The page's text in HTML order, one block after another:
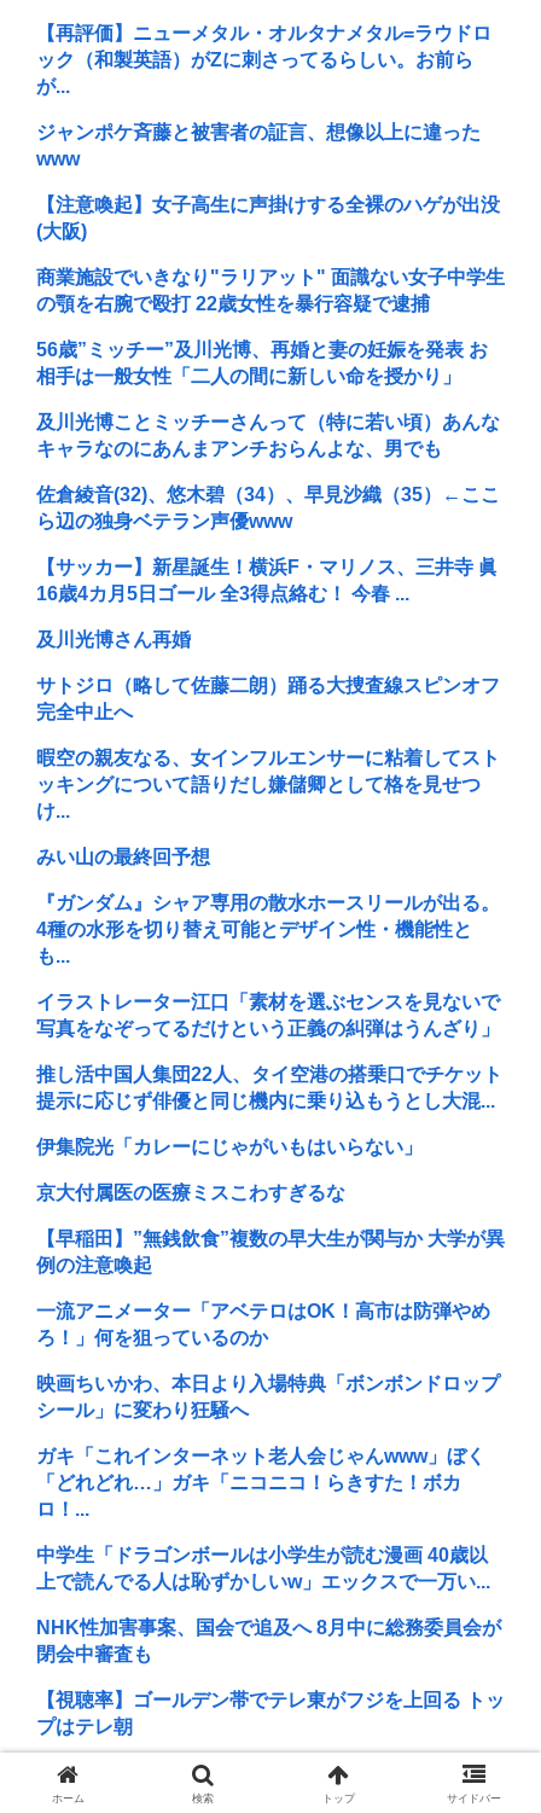
【再評価】ニューメタル・オルタナメタル=ラウドロ
ック（和製英語）がZに刺さってるらしい。お前ら
が...
ジャンポケ斉藤と被害者の証言、想像以上に違った
www
【注意喚起】女子高生に声掛けする全裸のハゲが出没
(大阪)
商業施設でいきなり"ラリアット" 面識ない女子中学生
の顎を右腕で殴打 22歳女性を暴行容疑で逮捕
56歳”ミッチー”及川光博、再婚と妻の妊娠を発表 お
相手は一般女性「二人の間に新しい命を授かり」
及川光博ことミッチーさんって（特に若い頃）あんな
キャラなのにあんまアンチおらんよな、男でも
佐倉綾音(32)、悠木碧（34）、早見沙織（35）←ここ
ら辺の独身ベテラン声優www
【サッカー】新星誕生！横浜F・マリノス、三井寺 眞
16歳4カ月5日ゴール 全3得点絡む！ 今春 ...
及川光博さん再婚
サトジロ（略して佐藤二朗）踊る大捜査線スピンオフ
完全中止へ
暇空の親友なる、女インフルエンサーに粘着してスト
ッキングについて語りだし嫌儲卿として格を見せつ
け...
みい山の最終回予想
『ガンダム』シャア専用の散水ホースリールが出る。
4種の水形を切り替え可能とデザイン性・機能性と
も...
イラストレーター江口「素材を選ぶセンスを見ないで
写真をなぞってるだけという正義の糾弾はうんざり」
推し活中国人集団22人、タイ空港の搭乗口でチケット
提示に応じず俳優と同じ機内に乗り込もうとし大混...
伊集院光「カレーにじゃがいもはいらない」
京大付属医の医療ミスこわすぎるな
【早稲田】”無銭飲食”複数の早大生が関与か 大学が異
例の注意喚起
一流アニメーター「アベテロはOK！高市は防弾やめ
ろ！」何を狙っているのか
映画ちいかわ、本日より入場特典「ボンボンドロップ
シール」に変わり狂騒へ
ガキ「これインターネット老人会じゃんwww」ぼく
「どれどれ…」ガキ「ニコニコ！らきすた！ボカ
ロ！...
中学生「ドラゴンボールは小学生が読む漫画 40歳以
上で読んでる人は恥ずかしいw」エックスで一万い...
NHK性加害事案、国会で追及へ 8月中に総務委員会が
閉会中審査も
【視聴率】ゴールデン帯でテレ東がフジを上回る トッ
プはテレ朝
スパロボファン「Vtuberとかいう障がい者向けコンテ
ンツが入ってくるのキモい 」←これ
ホーム 検索 トップ サイドバー